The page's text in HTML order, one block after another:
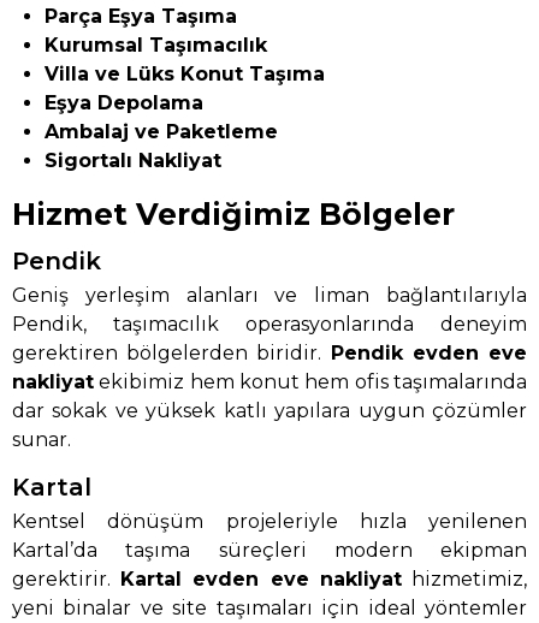
Parça Eşya Taşıma
Kurumsal Taşımacılık
Villa ve Lüks Konut Taşıma
Eşya Depolama
Ambalaj ve Paketleme
Sigortalı Nakliyat
Hizmet Verdiğimiz Bölgeler
Pendik
Geniş yerleşim alanları ve liman bağlantılarıyla
Pendik, taşımacılık operasyonlarında deneyim
gerektiren bölgelerden biridir. Pendik evden eve
nakliyat ekibimiz hem konut hem ofis taşımalarında
dar sokak ve yüksek katlı yapılara uygun çözümler
sunar.
Kartal
Kentsel dönüşüm projeleriyle hızla yenilenen
Kartal’da taşıma süreçleri modern ekipman
gerektirir. Kartal evden eve nakliyathizmetimiz,
yeni binalar ve site taşımaları için ideal yöntemler